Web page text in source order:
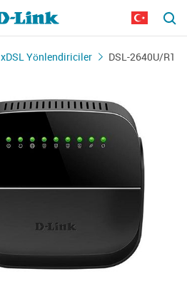
xDSL Yönlendiriciler DSL-2640U/R1